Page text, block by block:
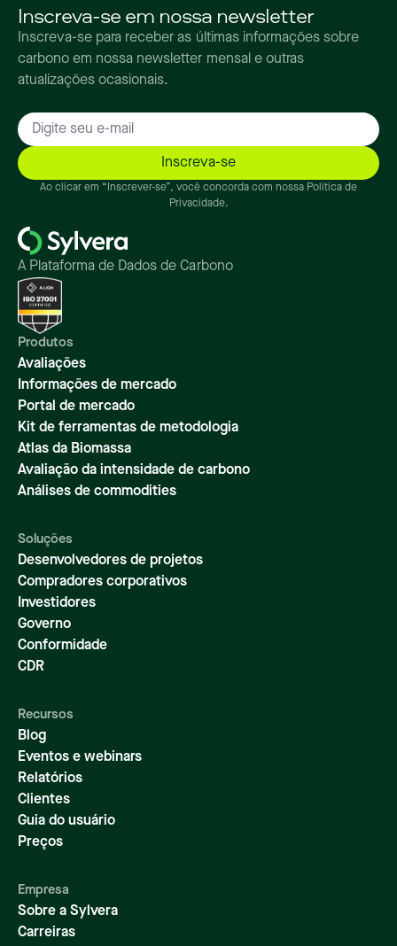
Inscreva-se em nossa newsletter
Inscreva-se para receber as últimas informações sobre
carbono em nossa newsletter mensal e outras
atualizações ocasionais.
Ao clicar em “Inscrever-se”, você concorda com nossa Política de
Privacidade.
A Plataforma de Dados de Carbono
Produtos
Avaliações
Informações de mercado
Portal de mercado
Kit de ferramentas de metodologia
Atlas da Biomassa
Avaliação da intensidade de carbono
Análises de commodities
Soluções
Desenvolvedores de projetos
Compradores corporativos
Investidores
Governo
Conformidade
CDR
Recursos
Blog
Eventos e webinars
Relatórios
Clientes
Guia do usuário
Preços
Empresa
Sobre a Sylvera
Carreiras